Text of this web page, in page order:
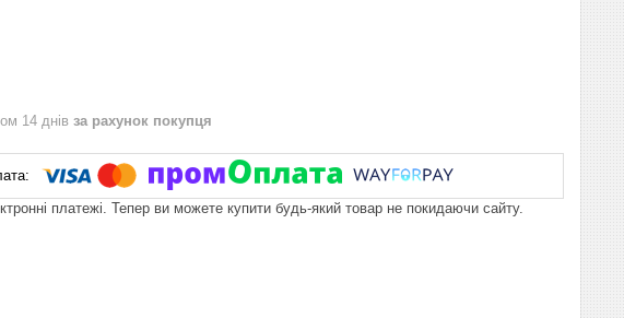
14 днів за рахунок покупця
платежі. Тепер ви можете купити будь-який товар не покидаючи сайту.